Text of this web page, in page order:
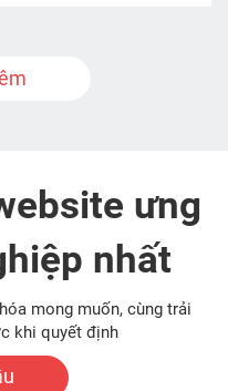
ưng
nhất
mong muốn, cùng trải
khi quyết định